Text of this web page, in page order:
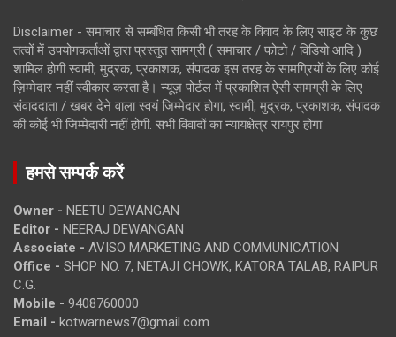
Disclaimer - समाचार से सम्बंधित किसी भी तरह के विवाद के लिए साइट के कुछ
तत्वों में उपयोगकर्ताओं द्वारा प्रस्तुत सामग्री ( समाचार / फोटो / विडियो आदि )
शामिल होगी स्वामी, मुद्रक, प्रकाशक, संपादक इस तरह के सामग्रियों के लिए कोई
ज़िम्मेदार नहीं स्वीकार करता है। न्यूज़ पोर्टल में प्रकाशित ऐसी सामग्री के लिए
संवाददाता / खबर देने वाला स्वयं जिम्मेदार होगा, स्वामी, मुद्रक, प्रकाशक, संपादक
की कोई भी जिम्मेदारी नहीं होगी. सभी विवादों का न्यायक्षेत्र रायपुर होगा
हमसे सम्पर्क करें
Owner - NEETU DEWANGAN
Editor - NEERAJ DEWANGAN
Associate - AVISO MARKETING AND COMMUNICATION
Office - SHOP NO. 7, NETAJI CHOWK, KATORA TALAB, RAIPUR
C.G.
Mobile - 9408760000
Email - kotwarnews7@gmail.com